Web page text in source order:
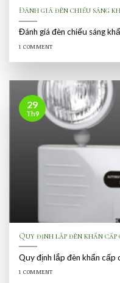
Đánh giá đèn chiếu sáng
Đánh giá đèn chiếu sáng
1 COMMENT
Quy định lắp đèn khẩn
Quy định lắp đèn khẩn cấp
1 COMMENT
29
Th9